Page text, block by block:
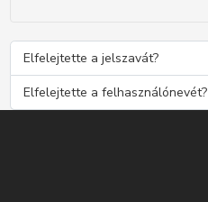
Elfelejtette a jelszavát?
Elfelejtette a felhasználónevét?